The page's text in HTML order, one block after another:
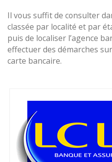
Il vous suffit de consulter
classée par localité et par
puis de localiser l’agence
effectuer des démarches
carte bancaire.